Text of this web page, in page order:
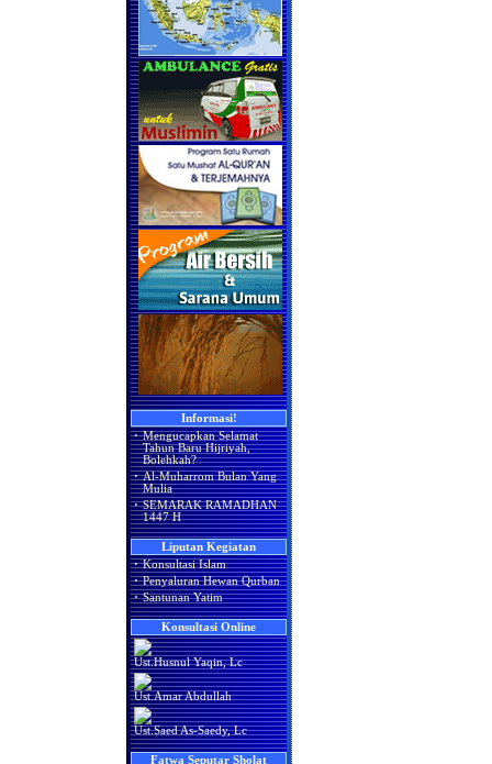
Informasi!
· Mengucapkan Selamat
Tahun Baru Hijriyah,
Bolehkah?
· Al-Muharrom Bulan Yang
Mulia
· SEMARAK RAMADHAN
1447 H
Liputan Kegiatan
· Konsultasi Islam
· Penyaluran Hewan Qurban
· Santunan Yatim
Konsultasi Online
Ust.Husnul Yaqin, Lc
Ust.Amar Abdullah
Ust.Saed As-Saedy, Lc
Fatwa Seputar Sholat